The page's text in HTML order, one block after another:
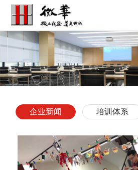
企业新闻 培训体系